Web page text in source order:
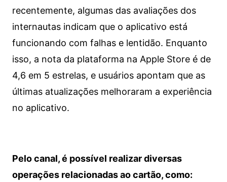
recentemente, algumas das avaliações dos
internautas indicam que o aplicativo está
funcionando com falhas e lentidão. Enquanto
isso, a nota da plataforma na Apple Store é de
4,6 em 5 estrelas, e usuários apontam que as
últimas atualizações melhoraram a experiência
no aplicativo.
Pelo canal, é possível realizar diversas
operações relacionadas ao cartão, como: